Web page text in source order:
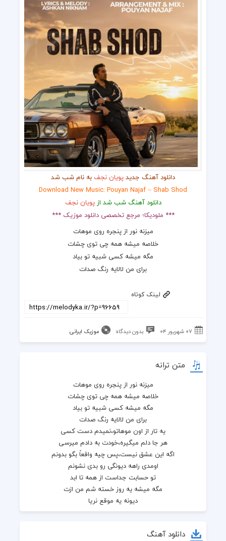
دانلود آهنگ جدیدپویان نجف به نام شب شد
Download New Music: Pouyan Najaf – Shab Shod
دانلود آهنگ شب شد ازپویان نجف
*** ملودیکا؛ مرجع تخصصی دانلود موزیک ***
میزنه نور از پنجره روی موهات
خلاصه میشه همه چی توی چشات
مگه میشه کسی شبیه تو بیاد
برای من لالایه‌ رنگ صدات
لینک کوتاه
۰۷ شهریور ۰۴ بدون دیدگاه موزیک ایرانی
متن ترانه
دانلود آهنگ